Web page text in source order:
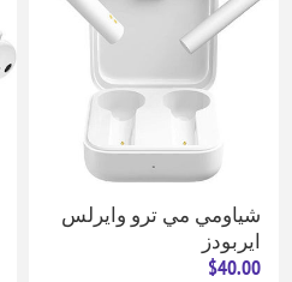
شياومي مي ترو وايرلس
ايربودز
$40.00